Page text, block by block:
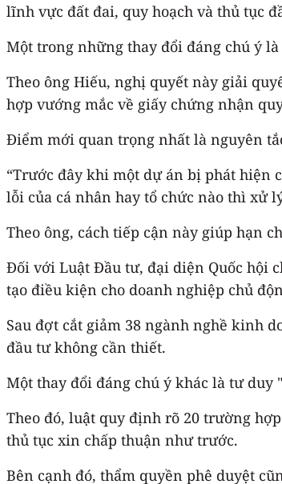
lĩnh vực đất đai, quy hoạch và thủ tục
Một trong những thay đổi đáng chú ý
Theo ông Hiếu, nghị quyết này giải
hợp vướng mắc về giấy chứng nhận
Điểm mới quan trọng nhất là nguyên
“Trước đây khi một dự án bị phát hiện
lỗi của cá nhân hay tổ chức nào thì xử
Theo ông, cách tiếp cận này giúp hạn
Đối với Luật Đầu tư, đại diện Quốc hội
tạo điều kiện cho doanh nghiệp chủ
Sau đợt cắt giảm 38 ngành nghề kinh
đầu tư không cần thiết.
Một thay đổi đáng chú ý khác là tư
Theo đó, luật quy định rõ 20 trường
thủ tục xin chấp thuận như trước.
Bên cạnh đó, thẩm quyền phê duyệt